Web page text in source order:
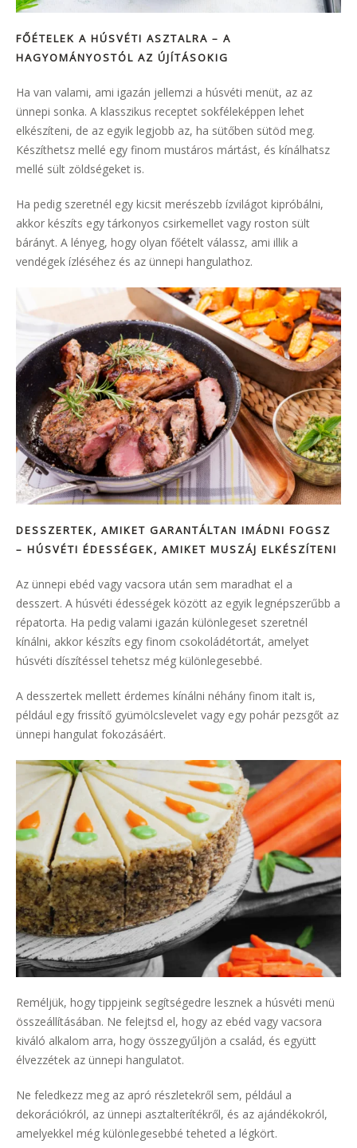
FŐÉTELEK A HÚSVÉTI ASZTALRA – A
HAGYOMÁNYOSTÓL AZ ÚJÍTÁSOKIG
Ha van valami, ami igazán jellemzi a húsvéti menüt, az az
ünnepi sonka. A klasszikus receptet sokféleképpen lehet
elkészíteni, de az egyik legjobb az, ha sütőben sütöd meg.
Készíthetsz mellé egy finom mustáros mártást, és kínálhatsz
mellé sült zöldségeket is.
Ha pedig szeretnél egy kicsit merészebb ízvilágot kipróbálni,
akkor készíts egy tárkonyos csirkemellet vagy roston sült
bárányt. A lényeg, hogy olyan főételt válassz, ami illik a
vendégek ízléséhez és az ünnepi hangulathoz.
DESSZERTEK, AMIKET GARANTÁLTAN IMÁDNI FOGSZ
– HÚSVÉTI ÉDESSÉGEK, AMIKET MUSZÁJ ELKÉSZÍTENI
Az ünnepi ebéd vagy vacsora után sem maradhat el a
desszert. A húsvéti édességek között az egyik legnépszerűbb a
répatorta. Ha pedig valami igazán különlegeset szeretnél
kínálni, akkor készíts egy finom csokoládétortát, amelyet
húsvéti díszítéssel tehetsz még különlegesebbé.
A desszertek mellett érdemes kínálni néhány finom italt is,
például egy frissítő gyümölcslevelet vagy egy pohár pezsgőt az
ünnepi hangulat fokozásáért.
Reméljük, hogy tippjeink segítségedre lesznek a húsvéti menü
összeállításában. Ne felejtsd el, hogy az ebéd vagy vacsora
kiváló alkalom arra, hogy összegyűljön a család, és együtt
élvezzétek az ünnepi hangulatot.
Ne feledkezz meg az apró részletekről sem, például a
dekorációkról, az ünnepi asztalterítékről, és az ajándékokról,
amelyekkel még különlegesebbé teheted a légkört.